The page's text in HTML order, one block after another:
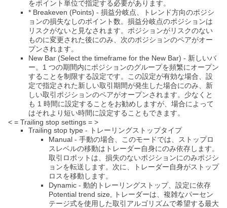
をポイント単位で指定する必要があります。
* Breakeven (Points) - 損益分岐点、トレンド方向のポジシ
ョンの損失なしのポイント数。損益分岐点のポジションは
リスクがないと見なされます。ポジションがリスクのない
ものに変更された後にのみ、次のポジションのペアがオー
プンされます。
New Bar (Select the timeframe for the New Bar) - 新しいバ
ー。1 つの期間内にポジションのグループを頻繁にオープン
することを制限する設定です。この設定が有効な場合、設
定で指定された新しい取引期間が発生した場合にのみ、新
しい取引ポジションのペアがオープンされます。少なくと
も 1 時間に設定することをお勧めしますが、場合によって
はそれより短い時間に設定することもできます。
< = Trailing stop settings = >
Trailing stop type - トレーリングストップタイプ
Manual - 手動の場合、このモードでは、ストップロ
スレベルの移動はトレーダー自身にのみ依存します。
取引ロボットは、損失のないポジションにのみポジシ
ョンを転送します。次に、トレーダー自身がストップ
ロスを移動します。
Dynamic - 動的トレーリングストップ、設定に依存
Potential trend size, トレーダーは、複雑なパーセン
テージ式を使用した取引アルゴリズムで希望する最大